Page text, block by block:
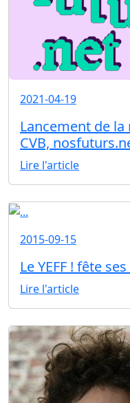
2021-04-19
Lancement de
CVB,
Lire l'article
2015-09-15
Le YEFF ! fête
Lire l'article